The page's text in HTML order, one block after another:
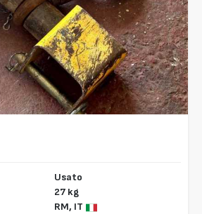
Usato
27 kg
RM, IT